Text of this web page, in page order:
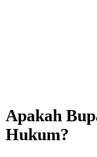
Apakah
Hukum?